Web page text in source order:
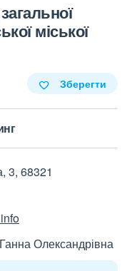
міської
Зберегти
3, 68321
Олександрівна